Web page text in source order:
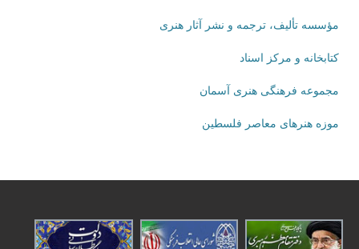
مؤسسه تألیف، ترجمه و نشر آثار هنری
کتابخانه و مرکز اسناد
مجموعه فرهنگی هنری آسمان
موزه هنرهای‌ معاصر فلسطین